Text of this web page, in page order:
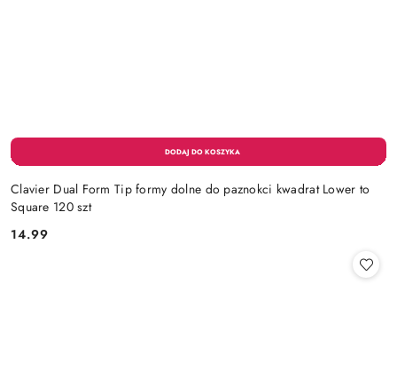
Clavier Dual Form Tip formy dolne do paznokci kwadrat Lower to
Square 120 szt
Cena:
14.99